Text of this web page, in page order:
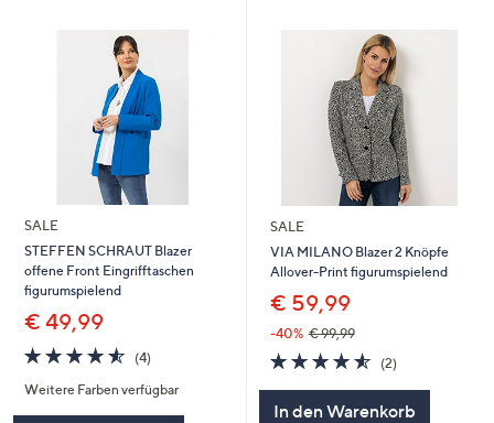
SALE
STEFFEN SCHRAUT Blazer
offene Front Eingrifftaschen
figurumspielend
€ 49,99
4.5
von
5
(4)
Weitere Farben verfügbar
SALE
VIA MILANO Blazer 2 Knöpfe
Allover-Print figurumspielend
€ 59,99
-40% € 99,99
4.5
von
(2)
In den Warenkorb